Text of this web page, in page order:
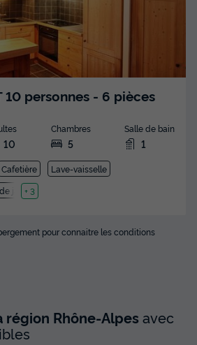
10 personnes - 6 pièces
10
Chambres
5
Salle de bain
1
Cafetière
Lave-vaisselle
jardin
+ 3
pour connaitre les conditions
région Rhône-Alpes avec